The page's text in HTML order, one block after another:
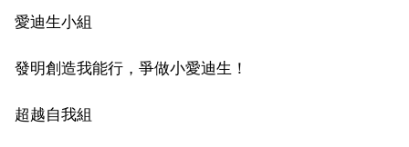
愛迪生小組
發明創造我能行，爭做小愛迪生！
超越自我組